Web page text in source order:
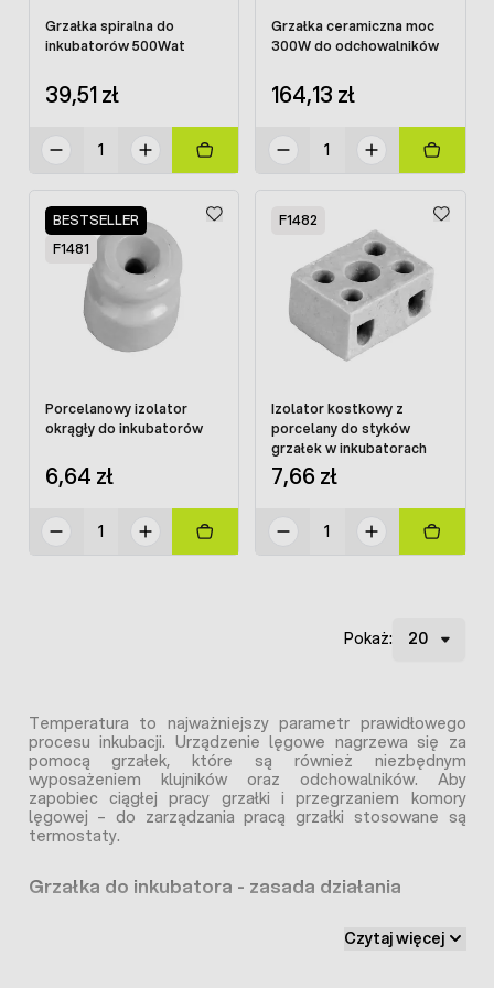
Grzałka spiralna do
inkubatorów 500Wat
39,51 zł
Grzałka ceramiczna moc
300W do odchowalników
164,13 zł
BESTSELLER
F1481
Porcelanowy izolator
okrągły do inkubatorów
6,64 zł
F1482
Izolator kostkowy z
porcelany do styków
grzałek w inkubatorach
7,66 zł
Pokaż:
Temperatura to najważniejszy parametr prawidłowego
procesu inkubacji. Urządzenie lęgowe nagrzewa się za
pomocą grzałek, które są również niezbędnym
wyposażeniem klujników oraz odchowalników. Aby
zapobiec ciągłej pracy grzałki i przegrzaniem komory
lęgowej – do zarządzania pracą grzałki stosowane są
termostaty.
Grzałka do inkubatora - zasada działania
Grzałki mogą występować w kompletnej formie do
Czytaj więcej